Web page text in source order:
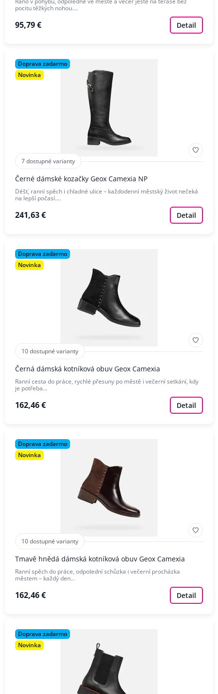
pocitu těžkých nohou.…
95,79 € Detail
Doprava zadarmo
Novinka
7 dostupné varianty
Černé dámské kozačky Geox Camexia NP
Déšť, ranní spěch i chladné ulice – každodenní městský život nečeká
na lepší počasí.…
241,63 € Detail
Doprava zadarmo
Novinka
10 dostupné varianty
Černá dámská kotníková obuv Geox Camexia
Ranní cesta do práce, rychlé přesuny po městě i večerní setkání, kdy
je potřeba…
162,46 € Detail
Doprava zadarmo
Novinka
10 dostupné varianty
Tmavě hnědá dámská kotníková obuv Geox Camexia
Ranní spěch do práce, odpolední schůzka i večerní procházka
městem – každý den…
162,46 € Detail
Doprava zadarmo
Novinka